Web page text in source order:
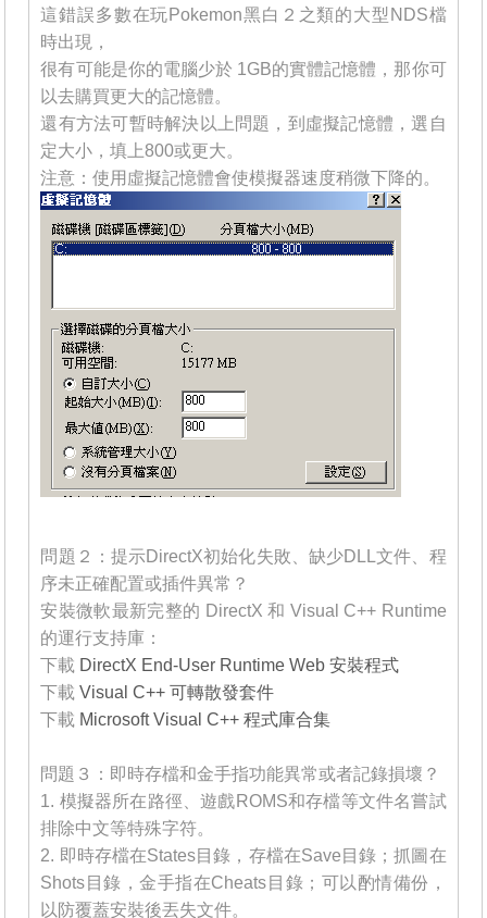
這錯誤多數在玩Pokemon黑白２之類的大型NDS檔
時出現，
很有可能是你的電腦少於 1GB的實體記憶體，那你可
以去購買更大的記憶體。
還有方法可暫時解決以上問題，到虛擬記憶體，選自
定大小，填上800或更大。
注意：使用虛擬記憶體會使模擬器速度稍微下降的。
問題２：提示DirectX初始化失敗、缺少DLL文件、程
序未正確配置或插件異常？
安裝微軟最新完整的 DirectX 和 Visual C++ Runtime
的運行支持庫：
下載 DirectX End-User Runtime Web 安裝程式
下載Visual C++ 可轉散發套件
下載 Microsoft Visual C++ 程式庫合集
問題３：即時存檔和金手指功能異常或者記錄損壞？
1. 模擬器所在路徑、遊戲ROMS和存檔等文件名嘗試
排除中文等特殊字符。
2. 即時存檔在States目錄，存檔在Save目錄；抓圖在
Shots目錄，金手指在Cheats目錄；可以酌情備份，
以防覆蓋安裝後丟失文件。